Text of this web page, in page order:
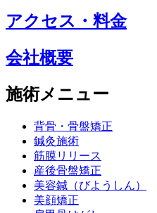
アクセス・料金
会社概要
施術メニュー
背骨・骨盤矯正
鍼灸施術
筋膜リリース
産後骨盤矯正
美容鍼（びようしん）
美顔矯正